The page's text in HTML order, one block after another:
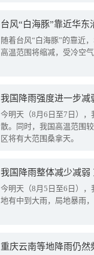
台风“白海豚”靠近华
随着台风“白海豚”的靠近
高温范围将缩减，受冷空
今明天（8月6日至7日）
散。同时，我国高温范围
区将有大范围桑拿天。
我国降雨整体减少减弱
今明天（8月5日至6日）
地有中到大雨，局地暴雨
重庆云南等地降雨仍然